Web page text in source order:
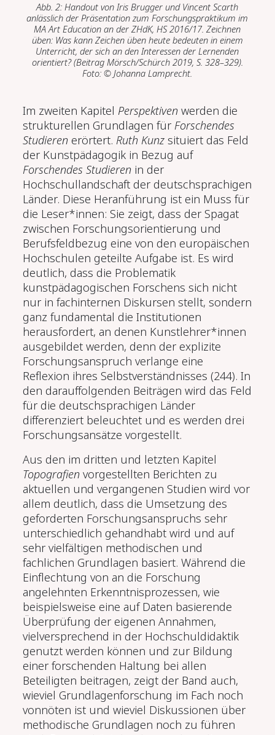
Abb. 2: Handout von Iris Brugger und Vincent Scarth
anlässlich der Präsentation zum Forschungspraktikum im
MA Art Education an der ZHdK, HS 2016/17. Zeichnen
üben: Was kann Zeichen üben heute bedeuten in einem
Unterricht, der sich an den Interessen der Lernenden
orientiert? (Beitrag Mörsch/Schürch 2019, S. 328–329).
Foto: © Johanna Lamprecht.
Im zweiten Kapitel Perspektiven werden die
strukturellen Grundlagen für Forschendes
Studieren erörtert. Ruth Kunz situiert das Feld
der Kunstpädagogik in Bezug auf
Forschendes Studieren in der
Hochschullandschaft der deutschsprachigen
Länder. Diese Heranführung ist ein Muss für
die Leser*innen: Sie zeigt, dass der Spagat
zwischen Forschungsorientierung und
Berufsfeldbezug eine von den europäischen
Hochschulen geteilte Aufgabe ist. Es wird
deutlich, dass die Problematik
kunstpädagogischen Forschens sich nicht
nur in fachinternen Diskursen stellt, sondern
ganz fundamental die Institutionen
herausfordert, an denen Kunstlehrer*innen
ausgebildet werden, denn der explizite
Forschungsanspruch verlange eine
Reflexion ihres Selbstverständnisses (244). In
den darauffolgenden Beiträgen wird das Feld
für die deutschsprachigen Länder
differenziert beleuchtet und es werden drei
Forschungsansätze vorgestellt.
Aus den im dritten und letzten Kapitel
Topografienvorgestellten Berichten zu
aktuellen und vergangenen Studien wird vor
allem deutlich, dass die Umsetzung des
geforderten Forschungsanspruchs sehr
unterschiedlich gehandhabt wird und auf
sehr vielfältigen methodischen und
fachlichen Grundlagen basiert. Während die
Einflechtung von an die Forschung
angelehnten Erkenntnisprozessen, wie
beispielsweise eine auf Daten basierende
Überprüfung der eigenen Annahmen,
vielversprechend in der Hochschuldidaktik
genutzt werden können und zur Bildung
einer forschenden Haltung bei allen
Beteiligten beitragen, zeigt der Band auch,
wieviel Grundlagenforschung im Fach noch
vonnöten ist und wieviel Diskussionen über
methodische Grundlagen noch zu führen